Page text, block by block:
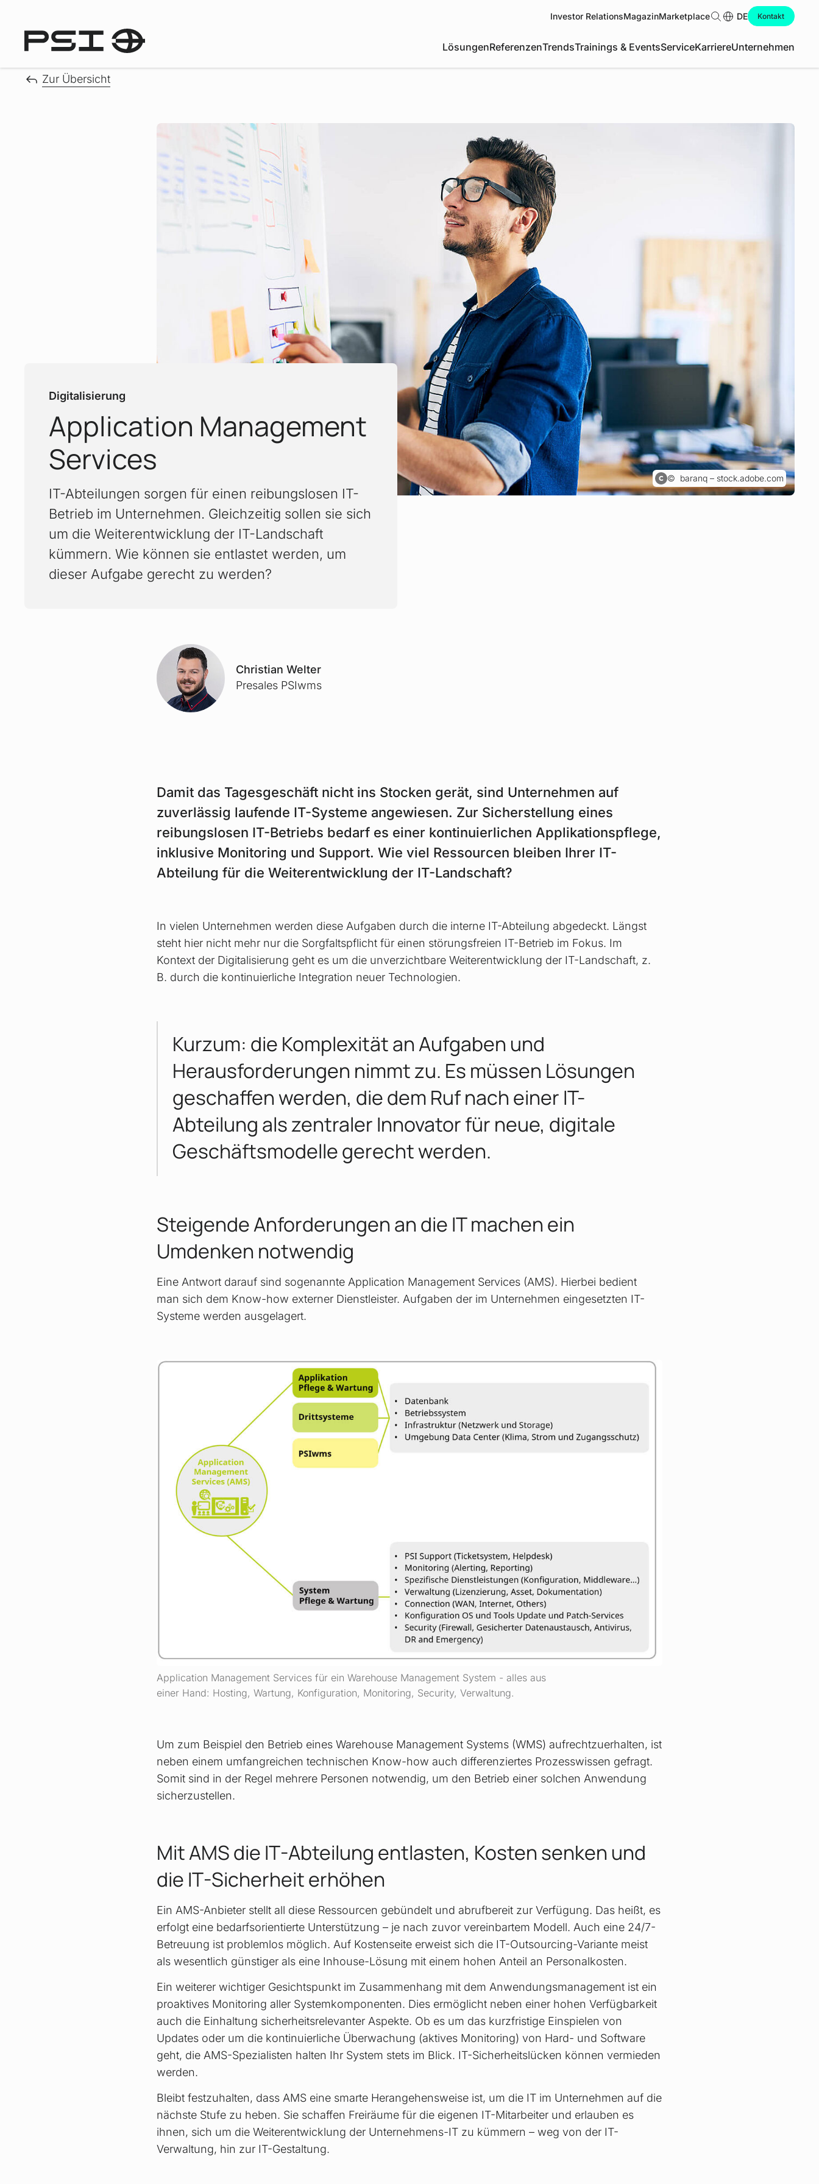
LösungenReferenzenTrendsTrainings & EventsServiceKarriereUnternehmen
Investor RelationsMagazinMarketplace Suche
DE Kontakt
Zur Übersicht
baranq – stock.adobe.com
Digitalisierung
:
Application Management
Services
IT-Abteilungen sorgen für einen reibungslosen IT-
Betrieb im Unternehmen. Gleichzeitig sollen sie sich
um die Weiterentwicklung der IT-Landschaft
kümmern. Wie können sie entlastet werden, um
dieser Aufgabe gerecht zu werden?
Christian Welter
Presales PSIwms
Damit das Tagesgeschäft nicht ins Stocken gerät, sind Unternehmen auf
zuverlässig laufende IT-Systeme angewiesen. Zur Sicherstellung eines
reibungslosen IT-Betriebs bedarf es einer kontinuierlichen Applikations­pflege,
inklusive Monitoring und Support. Wie viel Ressourcen bleiben Ihrer IT-
Abteilung für die Weiterentwicklung der IT-Landschaft?
In vielen Unternehmen werden diese Aufgaben durch die interne IT-Abteilung abgedeckt. Längst
steht hier nicht mehr nur die Sorgfaltspflicht für einen störungsfreien IT-Betrieb im Fokus. Im
Kontext der Digitalisierung geht es um die unverzichtbare Weiterentwicklung der IT-Landschaft, z.
B. durch die kontinuierliche Integration neuer Technologien.
Kurzum: die Komplexität an Aufgaben und
Herausforderungen nimmt zu. Es müssen Lösungen
geschaffen werden, die dem Ruf nach einer IT-
Abteilung als zentraler Innovator für neue, digitale
Geschäftsmodelle gerecht werden.
Steigende Anforderungen an die IT machen ein
Umdenken notwendig
Eine Antwort darauf sind sogenannte Application Management Services (AMS). Hierbei bedient
man sich dem Know-how externer Dienstleister. Aufgaben der im Unternehmen eingesetzten IT-
Systeme werden ausgelagert.
Application Management Services für ein Warehouse Management System - alles aus
einer Hand: Hosting, Wartung, Konfiguration, Monitoring, Security, Verwaltung.
Um zum Beispiel den Betrieb eines Warehouse Management Systems (WMS) aufrechtzuerhalten, ist
neben einem umfangreichen technischen Know-how auch differenziertes Prozesswissen gefragt.
Somit sind in der Regel mehrere Personen notwendig, um den Betrieb einer solchen Anwendung
sicherzustellen.
Mit AMS die IT-Abteilung entlasten, Kosten senken und
die IT-Sicherheit erhöhen
Ein AMS-Anbieter stellt all diese Ressourcen gebündelt und abrufbereit zur Verfügung. Das heißt, es
erfolgt eine bedarfsorientierte Unterstützung – je nach zuvor vereinbartem Modell. Auch eine 24/7-
Betreuung ist problemlos möglich. Auf Kostenseite erweist sich die IT-Outsourcing-Variante meist
als wesentlich günstiger als eine Inhouse-Lösung mit einem hohen Anteil an Personalkosten.
Ein weiterer wichtiger Gesichtspunkt im Zusammenhang mit dem Anwendungsmanagement ist ein
proaktives Monitoring aller Systemkomponenten. Dies ermöglicht neben einer hohen Verfügbarkeit
auch die Einhaltung sicherheitsrelevanter Aspekte. Ob es um das kurzfristige Einspielen von
Updates oder um die kontinuierliche Überwachung (aktives Monitoring) von Hard- und Software
geht, die AMS-Spezialisten halten Ihr System stets im Blick. IT-Sicherheitslücken können vermieden
werden.
Bleibt festzuhalten, dass AMS eine smarte Herangehensweise ist, um die IT im Unternehmen auf die
nächste Stufe zu heben. Sie schaffen Freiräume für die eigenen IT-Mitarbeiter und erlauben es
ihnen, sich um die Weiterentwicklung der Unternehmens-IT zu kümmern – weg von der IT-
Verwaltung, hin zur IT-Gestaltung.